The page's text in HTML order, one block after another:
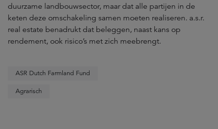
duurzame landbouwsector, maar dat alle partijen in de
keten deze omschakeling samen moeten realiseren. a.s.r.
real estate benadrukt dat beleggen, naast kans op
rendement, ook risico’s met zich meebrengt.
ASR Dutch Farmland Fund
Agrarisch